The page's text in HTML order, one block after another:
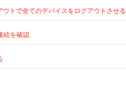
ウトで全てのデバイスをログアウトさせる
続を確認